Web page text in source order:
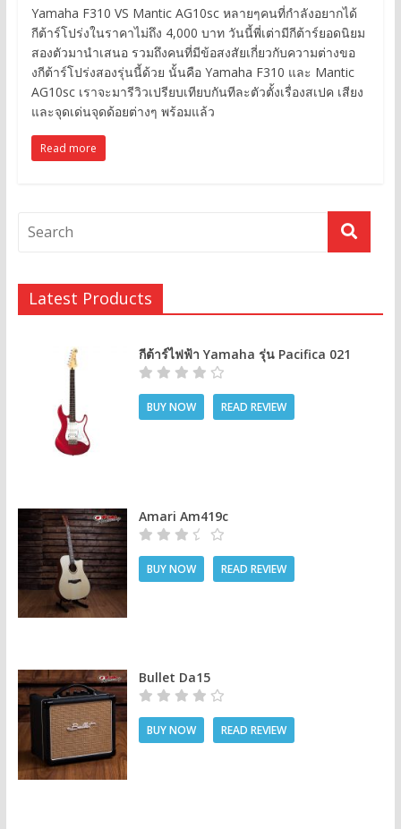
Yamaha F310 VS Mantic AG10sc หลายๆคนที่กำลังอยากได้
กีต้าร์โปร่งในราคาไม่ถึง 4,000 บาท วันนี้พี่เต่ามีกีต้าร์ยอดนิยม
สองตัวมานำเสนอ รวมถึงคนที่มีข้อสงสัยเกี่ยวกับความต่างขอ
งกีต้าร์โปร่งสองรุ่นนี้ด้วย นั้นคือ Yamaha F310 และ Mantic
AG10sc เราจะมารีวิวเปรียบเทียบกันทีละตัวตั้งเรื่องสเปค เสียง
และจุดเด่นจุดด้อยต่างๆ พร้อมแล้ว
Read more
Latest Products
กีต้าร์ไฟฟ้า Yamaha รุ่น Pacifica 021
BUY NOW READ REVIEW
Amari Am419c
BUY NOW READ REVIEW
Bullet Da15
BUY NOW READ REVIEW